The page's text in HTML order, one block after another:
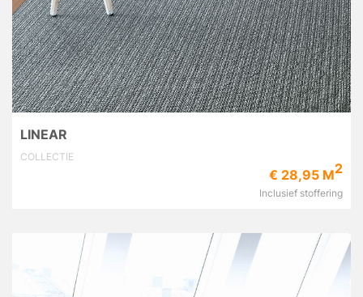
LINEAR
COLLECTIE
€ 28,95 M2
Inclusief stoffering